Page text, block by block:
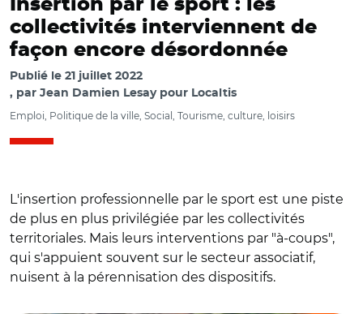
Insertion par le sport : les
collectivités interviennent de
façon encore désordonnée
Publié le 21 juillet 2022
par Jean Damien Lesay pour Localtis
Emploi, Politique de la ville, Social, Tourisme, culture, loisirs
L'insertion professionnelle par le sport est une piste
de plus en plus privilégiée par les collectivités
territoriales. Mais leurs interventions par "à-coups",
qui s'appuient souvent sur le secteur associatif,
nuisent à la pérennisation des dispositifs.